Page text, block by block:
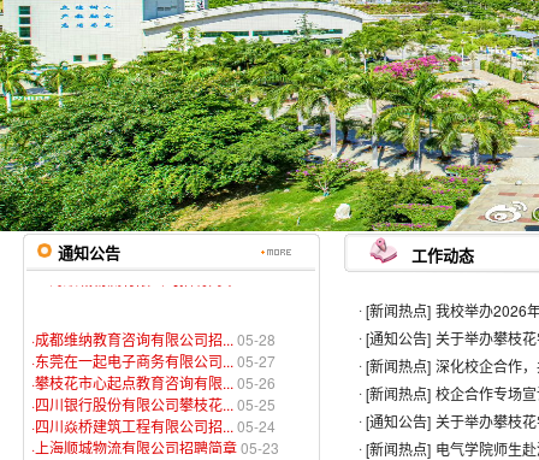
通知公告
·成都维纳教育咨询有限公司招...05-28
·东莞在一起电子商务有限公司...05-27
·攀枝花市心起点教育咨询有限...05-26
·四川银行股份有限公司攀枝花...05-25
四川焱桥建筑工程有限公司招...
05-24
·上海顺城物流有限公司招聘简章05-23
成都维纳教育咨询有限公司招...
05-28
东莞在一起电子商务有限公司...
05-27
攀枝花市心起点教育咨询有限...
05-26
四川银行股份有限公司攀枝花...
05-25
四川焱桥建筑工程有限公司招...
05-24
上海顺城物流有限公司招聘简章05-23
工作动态
· [新闻热点] 我校举办2026
· [通知公告] 关于举办攀枝
· [新闻热点] 深化校企合作
· [新闻热点] 校企合作专场
· [通知公告] 关于举办攀枝
· [新闻热点] 电气学院师生